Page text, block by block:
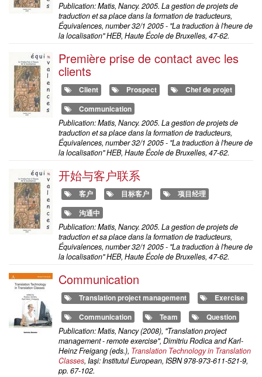
Publication: Matis, Nancy. 2005. La gestion de projets de
traduction et sa place dans la formation de traducteurs,
Équivalences, number 32/1 2005 - "La traduction à l'heure de
la localisation" HEB, Haute École de Bruxelles, 47-62.
Première prise de contact avec les
clients
Client Prospect
Chef de projet
Communication
Publication: Matis, Nancy. 2005. La gestion de projets de
traduction et sa place dans la formation de traducteurs,
Équivalences, number 32/1 2005 - "La traduction à l'heure de
la localisation" HEB, Haute École de Bruxelles, 47-62.
开始与客户联系
客户 目标客户
项目经理
沟通中
Publication: Matis, Nancy. 2005. La gestion de projets de
traduction et sa place dans la formation de traducteurs,
Équivalences, number 32/1 2005 - "La traduction à l'heure de
la localisation" HEB, Haute École de Bruxelles, 47-62.
Communication
Translation project management
Exercise
Communication
Team Question
Publication: Matis, Nancy (2008), "Translation project
management - remote exercise", Dimitriu Rodica and Karl-
Heinz Freigang (eds.), Translation Technology in Translation
Classes, Iaşi: Institutul European, ISBN 978-973-611-521-9,
pp. 67-102.